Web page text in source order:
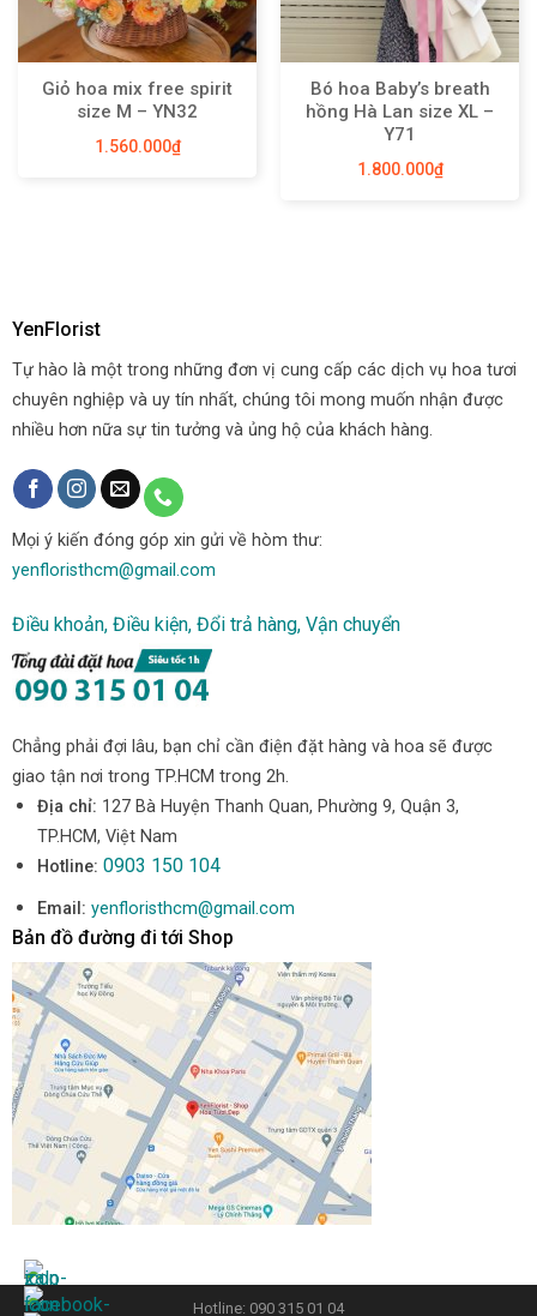
Giỏ hoa mix free spirit
size M – YN32
1.560.000₫
Bó hoa Baby’s breath
hồng Hà Lan size XL –
Y71
1.800.000₫
YenFlorist
Tự hào là một trong những đơn vị cung cấp các dịch vụ hoa tươi
chuyên nghiệp và uy tín nhất, chúng tôi mong muốn nhận được
nhiều hơn nữa sự tin tưởng và ủng hộ của khách hàng.
Mọi ý kiến đóng góp xin gửi về hòm thư:
yenfloristhcm@gmail.com
Điều khoản, Điều kiện, Đổi trả hàng, Vận chuyển
Chẳng phải đợi lâu, bạn chỉ cần điện đặt hàng và hoa sẽ được
giao tận nơi trong TP.HCM trong 2h.
Địa chỉ: 127 Bà Huyện Thanh Quan, Phường 9, Quận 3,
TP.HCM, Việt Nam
Hotline: 0903 150 104
Email: yenfloristhcm@gmail.com
Bản đồ đường đi tới Shop
Hotline: 090 315 01 04